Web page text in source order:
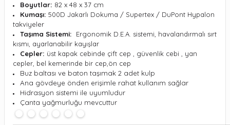
Boyutlar: 82 x 48 x 37 cm
Kumaşı: 500D Jakarlı Dokuma / Supertex / DuPont Hypalon
takviyeler
Taşıma Sistemi: Ergonomik D.E.A. sistemi, havalandırmalı sırt
kısmı, ayarlanabilir kayışlar
Cepler: üst kapak cebinde çift cep , güvenlik cebi , yan
cepler, bel kemerinde bir cep,ön cep
Buz baltası ve baton taşımak 2 adet kulp
Ana gövdeye önden erişimle rahat kullanım sağlar
Hidrasyon sistemi ile uyumludur
Çanta yağmurluğu mevcuttur